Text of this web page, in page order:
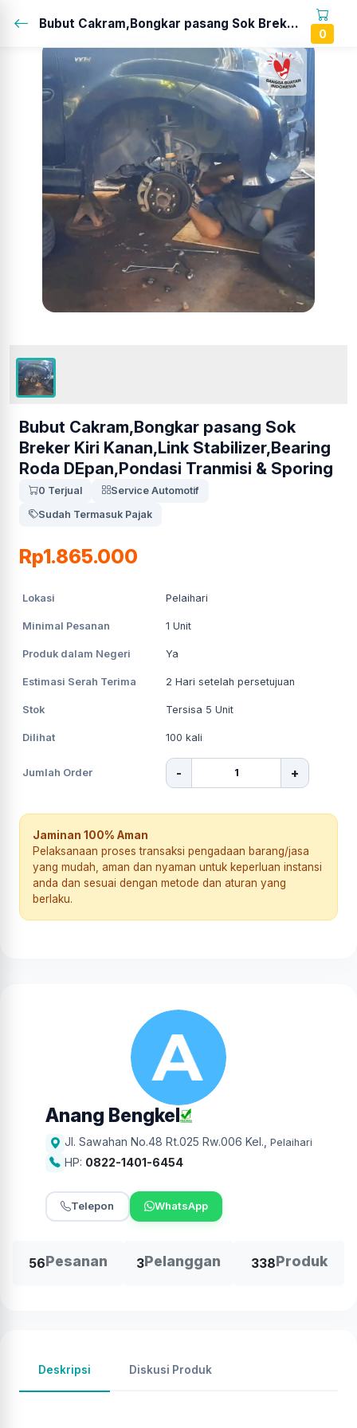
Bubut Cakram,Bongkar pasang Sok Breker Kiri Kanan,Link Stabilizer,Bearing Roda DEpan,Pondasi Tranmisi & Sporing...
0
Bubut Cakram,Bongkar pasang Sok
Breker Kiri Kanan,Link Stabilizer,Bearing
Roda DEpan,Pondasi Tranmisi & Sporing
0 Terjual
Service Automotif
Sudah Termasuk Pajak
Rp1.865.000
Lokasi Pelaihari
Minimal Pesanan 1 Unit
Produk dalam Negeri Ya
Estimasi Serah Terima 2 Hari setelah persetujuan
Stok Tersisa 5 Unit
Dilihat 100 kali
Jumlah Order - +
Jaminan 100% Aman
Pelaksanaan proses transaksi pengadaan barang/jasa
yang mudah, aman dan nyaman untuk keperluan instansi
anda dan sesuai dengan metode dan aturan yang
berlaku.
Anang Bengkel
Jl. Sawahan No.48 Rt.025 Rw.006 Kel. Pelaihari
HP: 0822-1401-6454
Telepon WhatsApp
56Pesanan 3Pelanggan 338Produk
Deskripsi Diskusi Produk